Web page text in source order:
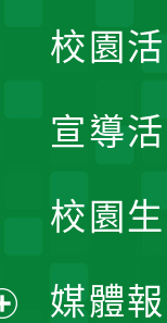
校園
宣導
校園
媒體